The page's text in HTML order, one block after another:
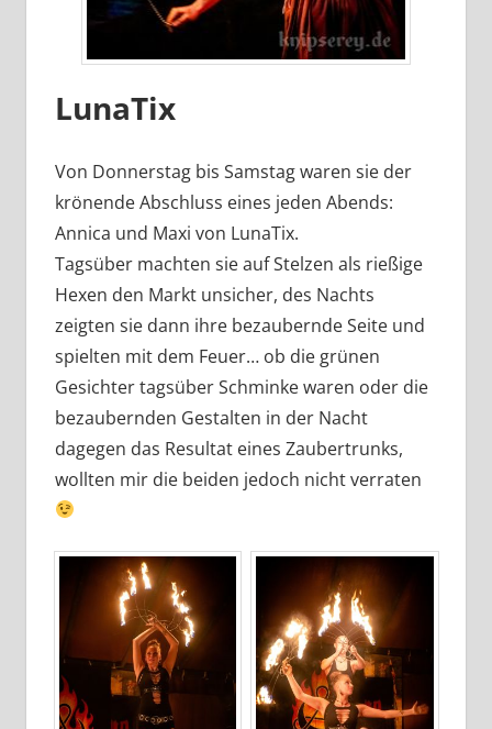
LunaTix
Von Donnerstag bis Samstag waren sie der
krönende Abschluss eines jeden Abends:
Annica und Maxi von LunaTix.
Tagsüber machten sie auf Stelzen als rießige
Hexen den Markt unsicher, des Nachts
zeigten sie dann ihre bezaubernde Seite und
spielten mit dem Feuer… ob die grünen
Gesichter tagsüber Schminke waren oder die
bezaubernden Gestalten in der Nacht
dagegen das Resultat eines Zaubertrunks,
wollten mir die beiden jedoch nicht verraten